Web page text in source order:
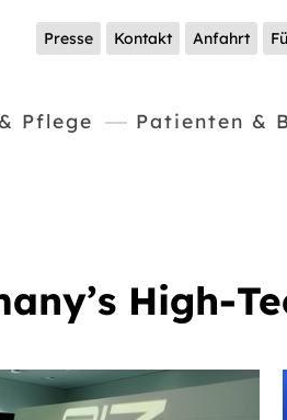
Presse Kontakt Anfahrt
Pflege Patienten &
High-